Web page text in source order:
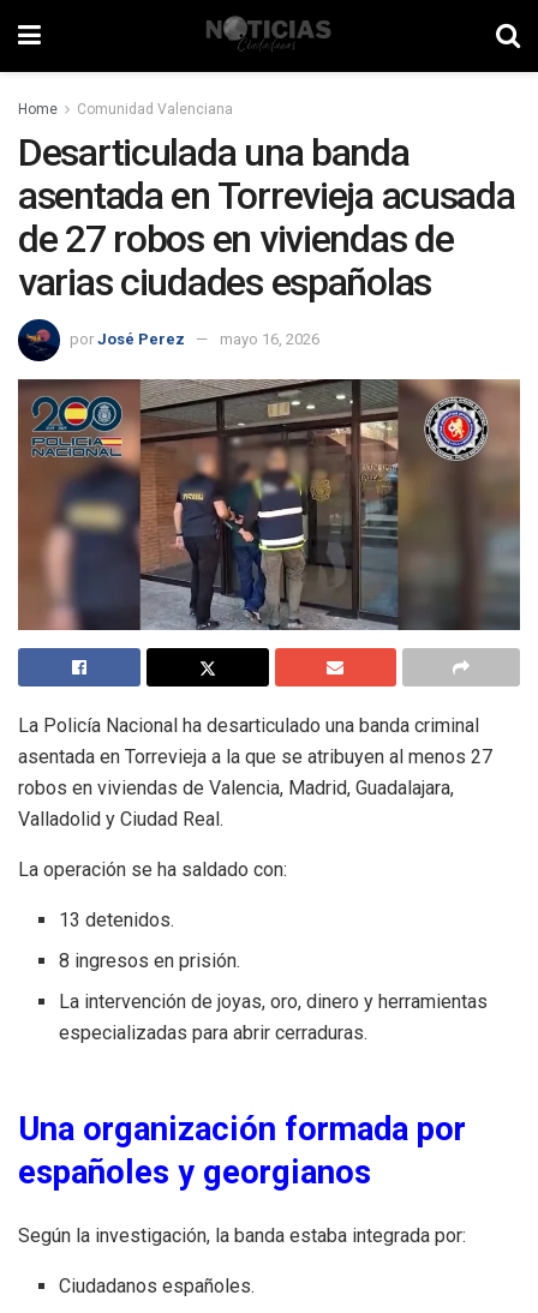
Home Comunidad Valenciana
Desarticulada una banda
asentada en Torrevieja acusada
de 27 robos en viviendas de
varias ciudades españolas
por José Perez mayo 16, 2026
La Policía Nacional ha desarticulado una banda criminal
asentada en Torrevieja a la que se atribuyen al menos 27
robos en viviendas de Valencia, Madrid, Guadalajara,
Valladolid y Ciudad Real.
La operación se ha saldado con:
13 detenidos.
8 ingresos en prisión.
La intervención de joyas, oro, dinero y herramientas
especializadas para abrir cerraduras.
Una organización formada por
españoles y georgianos
Según la investigación, la banda estaba integrada por:
Ciudadanos españoles.